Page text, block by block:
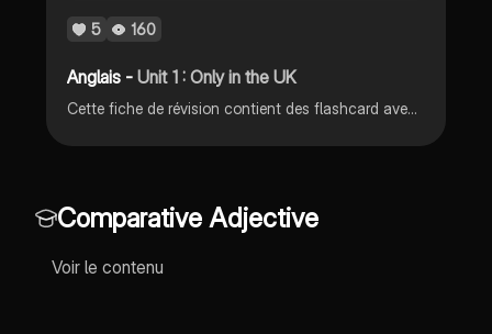
5 160
Anglais -Unit 1 : Only in the UK
Cette fiche de révision contient des flashcard avec du vocabulaire, les expressions de goût et les adverbes de fréquence.
Comparative Adjective
Voir le contenu